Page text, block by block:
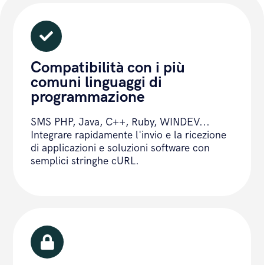
Compatibilità con i più
comuni linguaggi di
programmazione
SMS PHP, Java, C++, Ruby, WINDEV...
Integrare rapidamente l'invio e la ricezione
di applicazioni e soluzioni software con
semplici stringhe cURL.